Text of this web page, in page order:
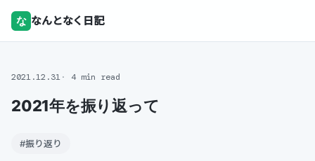
な なんとなく日記
2021.12.31 4 min read
2021年を振り返って
#振り返り